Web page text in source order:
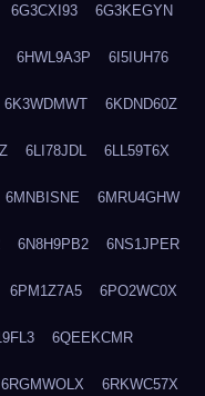
6G3CXI93 6G3KEGYN
6HWL9A3P 6I5IUH76
6K3WDMWT 6KDND60Z
6LI78JDL 6LL59T6X
6MNBISNE 6MRU4GHW
6N8H9PB2 6NS1JPER
6PM1Z7A5 6PO2WC0X
6QEEKCMR
6RGMWOLX 6RKWC57X